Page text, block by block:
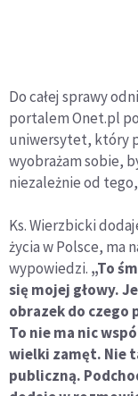
Do całej sprawy
portalem Onet.pl
uniwersytet, który
wyobrażam sobie,
niezależnie od
Ks. Wierzbicki
życia w Polsce, ma
wypowiedzi. „To
się mojej głowy.
obrazek do
To nie ma nic
wielki zamęt. Nie
publiczną.